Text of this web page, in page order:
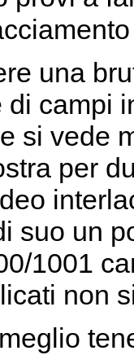
una
di campi
si vede
per
suo un
1001
non